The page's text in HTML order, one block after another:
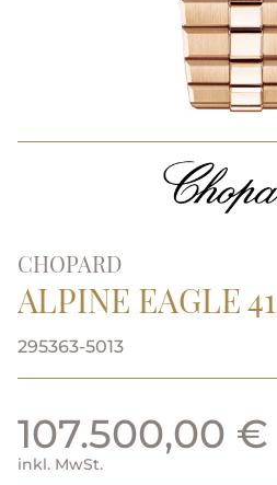
CHOPARD
ALPINE EAGLE 41
295363-5013
107.500,00 €
inkl. MwSt.